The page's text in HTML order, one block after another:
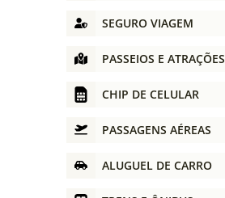
SEGURO VIAGEM
PASSEIOS E ATRAÇÕES
CHIP DE CELULAR
PASSAGENS AÉREAS
ALUGUEL DE CARRO